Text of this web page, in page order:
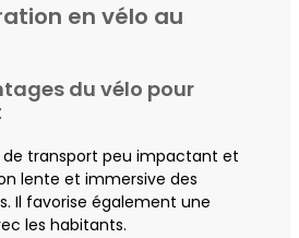
en vélo au
du vélo pour
de transport peu impactant et
lente et immersive des
Il favorise également une
les habitants.